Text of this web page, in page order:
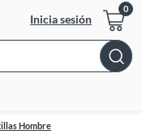
Inicia sesión
Hombre